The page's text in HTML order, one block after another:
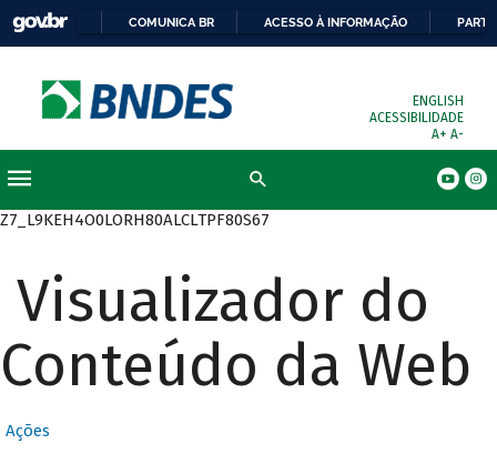
COMUNICA BR ACESSO À INFORMAÇÃO
ENGLISH
ACESSIBILIDADE
A+ A-
Z7_L9KEH4O0LORH80ALCLTPF80S67
Visualizador do
Conteúdo da Web
Ações